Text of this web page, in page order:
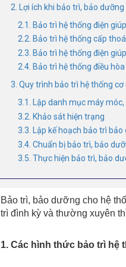
2. Lợi ích khi bảo trì, bảo
2.1. Bảo trì hệ thống điện
2.2. Bảo trì hệ thống cấp
2.3. Bảo trì hệ thống điện
2.4. Bảo trì hệ thống điều
3. Quy trình bảo trì hệ thống
3.1. Lập danh mục máy
3.2. Khảo sát hiện trạng
3.3. Lập kế hoạch bảo trì bảo
3.4. Chuẩn bị bảo trì, bảo
3.5. Thực hiện bảo trì, bảo
Bảo trì, bảo dưỡng cho hệ
trì đình kỳ và thường xuyên
1. Các hình thức bảo trì hệ